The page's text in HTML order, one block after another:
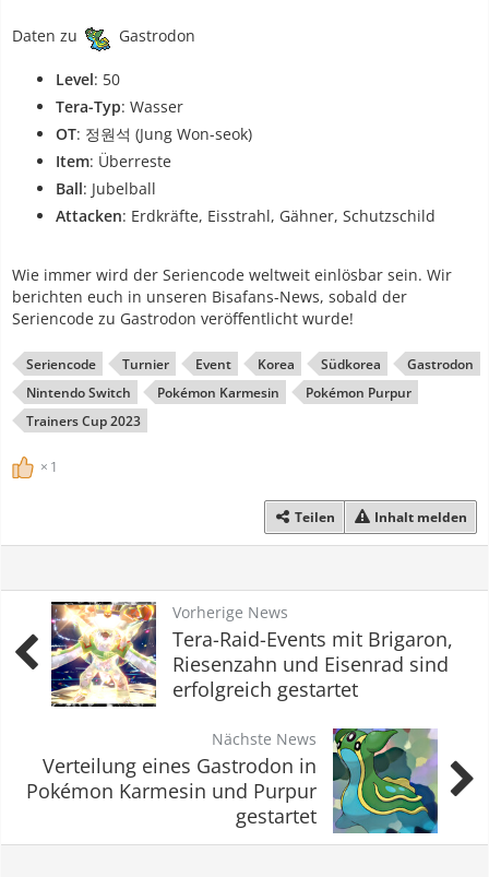
Daten zu Gastrodon
Level: 50
Tera-Typ: Wasser
OT: 정원석 (Jung Won-seok)
Item: Überreste
Ball: Jubelball
Attacken: Erdkräfte, Eisstrahl, Gähner, Schutzschild
Wie immer wird der Seriencode weltweit einlösbar sein. Wir
berichten euch in unseren Bisafans-News, sobald der
Seriencode zu Gastrodon veröffentlicht wurde!
Seriencode Turnier Event Korea Südkorea
Gastrodon
Nintendo Switch
Pokémon Karmesin
Pokémon Purpur
Trainers Cup 2023
1
Teilen Inhalt melden
Vorherige News
Tera-Raid-Events mit Brigaron,
Riesenzahn und Eisenrad sind
erfolgreich gestartet
Nächste News
Verteilung eines Gastrodon in
Pokémon Karmesin und Purpur
gestartet